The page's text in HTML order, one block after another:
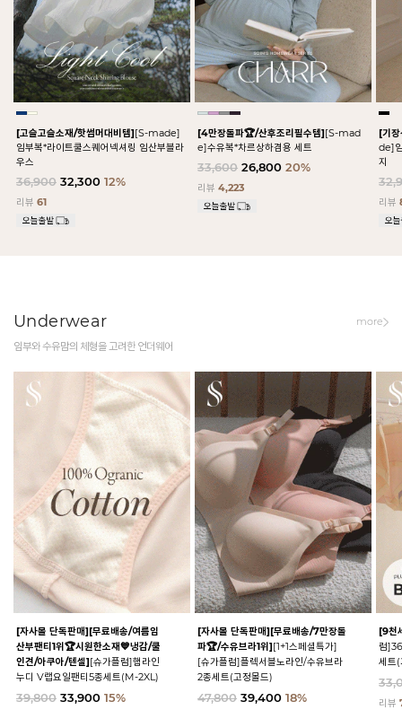
[고슬고슬소재/핫썸머대비템][S-made]
임부복*라이트쿨스퀘어넥셔링 임산부블라
우스
36,900 32,300 12%
리뷰 61
[4만장돌파🏆/산후조리필수템][S-mad
e]수유복*차르상하겸용 세트
33,600 26,800 20%
리뷰4,223
[기
de]
지
리뷰
Underwear
임부와 수유맘의 체형을 고려한 언더웨어
more
[자사몰 단독판매][무료배송/여름임
산부팬티1위🏆시원한소재💙냉감/쿨
인견/아쿠아/텐셀][슈가플럼]햄라인
누디 V랩요일팬티5종세트(M-2XL)
39,800 33,900 15%
[자사몰 단독판매][무료배송/7만장돌
파🏆/수유브라1위][1+1스페셜특가]
[슈가플럼]플렉서블노라인/수유브라
2종세트(고정몰드)
47,800 39,400 18%
[9천
럼
세트
리뷰